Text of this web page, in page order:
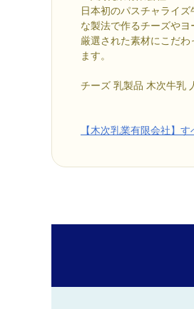
日本初のパスチャライ
な製法で作るチーズやヨ
厳選された素材にこだ
ます。
チーズ 乳製品 木次牛乳
【木次乳業有限会社】